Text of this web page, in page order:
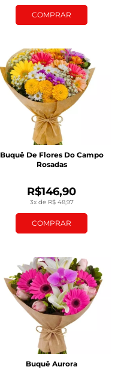
COMPRAR
COMPRAR
3x de R$ 48,97
R$146,90
Buquê De Flores Do Campo
Rosadas
Buquê Aurora